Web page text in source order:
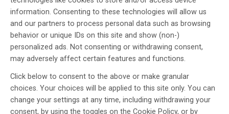
information. Consenting to these technologies will allow us
and our partners to process personal data such as browsing
behavior or unique IDs on this site and show (non-)
personalized ads. Not consenting or withdrawing consent,
may adversely affect certain features and functions.
Click below to consent to the above or make granular
choices. Your choices will be applied to this site only. You can
change your settings at any time, including withdrawing your
consent, by using the toggles on the Cookie Policy, or by
Meny
WFN Digital
Neurology Updates